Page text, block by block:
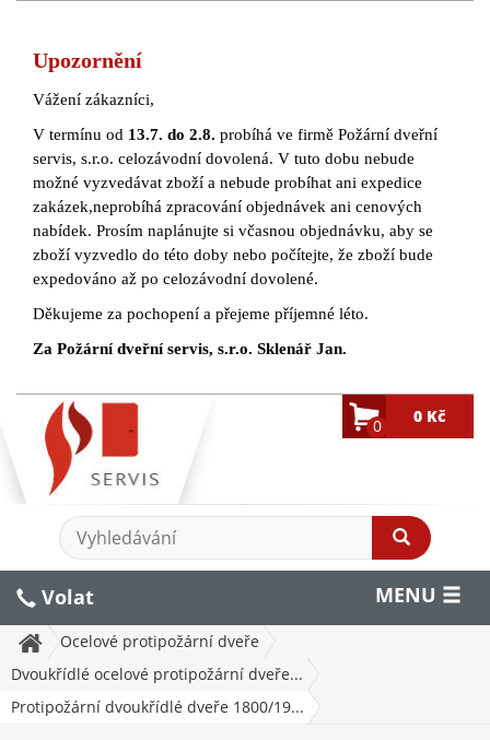
Upozornění
Vážení zákazníci,
V termínu od 13.7. do 2.8. probíhá ve firmě Požární dveřní
servis, s.r.o. celozávodní dovolená. V tuto dobu nebude
možné vyzvedávat zboží a nebude probíhat ani expedice
zakázek,neprobíhá zpracování objednávek ani cenových
nabídek. Prosím naplánujte si včasnou objednávku, aby se
zboží vyzvedlo do této doby nebo počítejte, že zboží bude
expedováno až po celozávodní dovolené.
Děkujeme za pochopení a přejeme příjemné léto.
Za Požární dveřní servis, s.r.o. Sklenář Jan.
0 0 Kč
MENU
Volat
Ocelové protipožární dveře
Dvoukřídlé ocelové protipožární dveře...
Protipožární dvoukřídlé dveře 1800/19...